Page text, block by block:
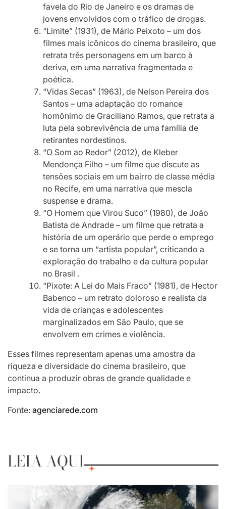
favela do Rio de Janeiro e os dramas de
jovens envolvidos com o tráfico de drogas.
“Limite” (1931), de Mário Peixoto – um dos
filmes mais icônicos do cinema brasileiro, que
retrata três personagens em um barco à
deriva, em uma narrativa fragmentada e
poética.
“Vidas Secas” (1963), de Nelson Pereira dos
Santos – uma adaptação do romance
homônimo de Graciliano Ramos, que retrata a
luta pela sobrevivência de uma família de
retirantes nordestinos.
“O Som ao Redor” (2012), de Kleber
Mendonça Filho – um filme que discute as
tensões sociais em um bairro de classe média
no Recife, em uma narrativa que mescla
suspense e drama.
“O Homem que Virou Suco” (1980), de João
Batista de Andrade – um filme que retrata a
história de um operário que perde o emprego
e se torna um “artista popular”, criticando a
exploração do trabalho e da cultura popular
no Brasil .
“Pixote: A Lei do Mais Fraco” (1981), de Hector
Babenco – um retrato doloroso e realista da
vida de crianças e adolescentes
marginalizados em São Paulo, que se
envolvem em crimes e violência.
Esses filmes representam apenas uma amostra da
riqueza e diversidade do cinema brasileiro, que
continua a produzir obras de grande qualidade e
impacto.
Fonte: agenciarede.com
LEIA AQUI